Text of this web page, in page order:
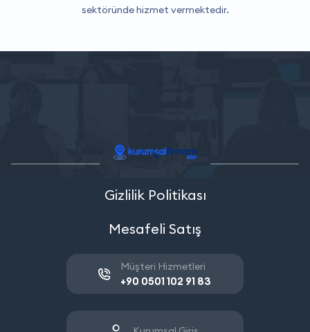
sektöründe hizmet vermektedir.
Gizlilik Politikası
Mesafeli Satış
Müşteri Hizmetleri
+90 0501 102 91 83